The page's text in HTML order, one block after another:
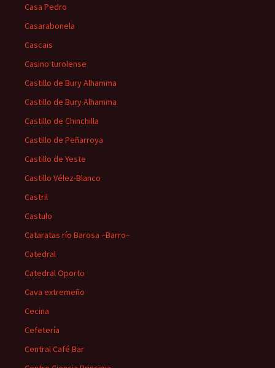
Casa Pedro
Casarabonela
Cascais
Casino turolense
Castillo de Bury Alhamma
Castillo de Bury Alhamma
Castillo de Chinchilla
Castillo de Peñarroya
Castillo de Yeste
Castillo Vélez-Blanco
Castril
Castulo
Cataratas río Barosa –Barro–
Catedral
Catedral Oporto
Cava extremeño
Cecina
Cefetería
Central Café Bar